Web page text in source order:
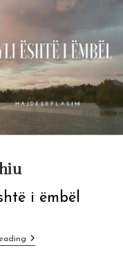
i ëmbël
Qylaxhiu